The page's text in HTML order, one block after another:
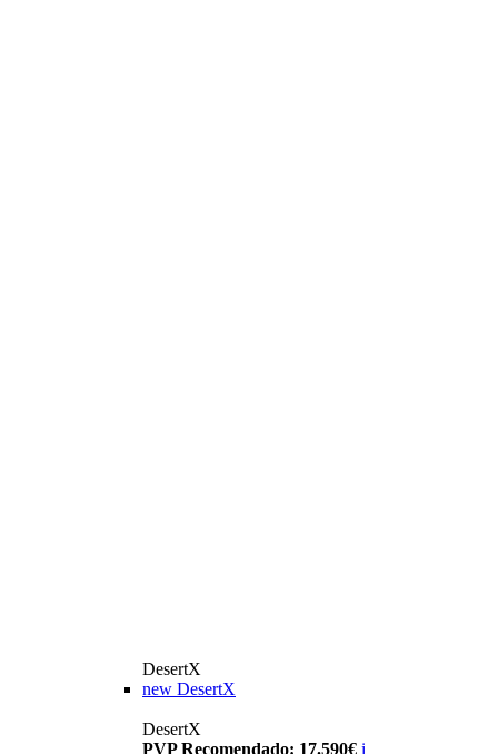
DesertX
new DesertX
DesertX
PVP Recomendado: 17.590€ i